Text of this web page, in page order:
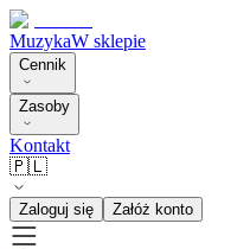
MuzykaW sklepie
Cennik
Zasoby
Kontakt
🇵🇱
Zaloguj się Załóż konto